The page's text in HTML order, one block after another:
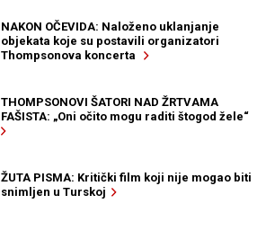
NAKON OČEVIDA: Naloženo uklanjanje
objekata koje su postavili organizatori
Thompsonova koncerta
THOMPSONOVI ŠATORI NAD ŽRTVAMA
FAŠISTA: „Oni očito mogu raditi štogod žele“
ŽUTA PISMA: Kritički film koji nije mogao biti
snimljen u Turskoj